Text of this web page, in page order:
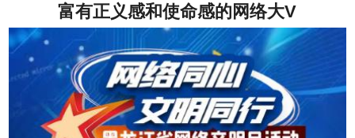
富有正义感和使命感的网络大V